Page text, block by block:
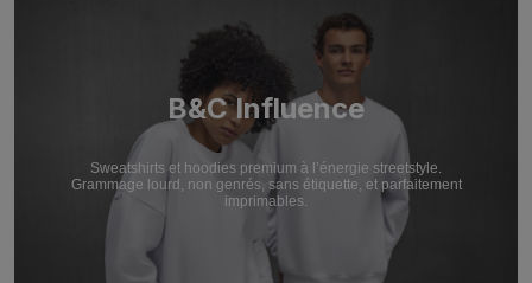
B&C Influence
Sweatshirts et hoodies premium à l’énergie streetstyle.
Grammage lourd, non genrés, sans étiquette, et parfaitement
imprimables.